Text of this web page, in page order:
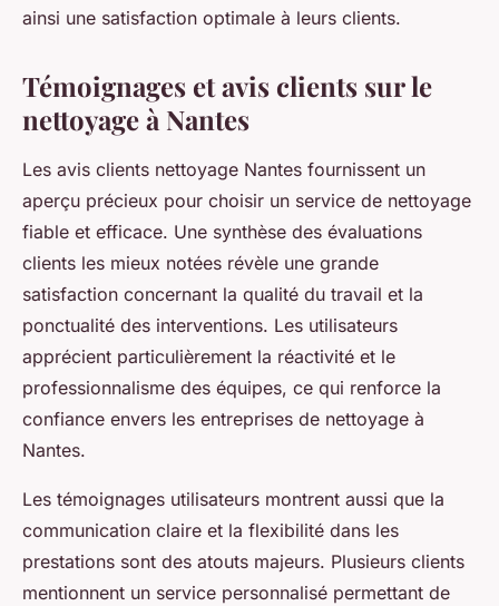
ainsi une satisfaction optimale à leurs clients.
Témoignages et avis clients sur le
nettoyage à Nantes
Les avis clients nettoyage Nantes fournissent un
aperçu précieux pour choisir un service de nettoyage
fiable et efficace. Une synthèse des évaluations
clients les mieux notées révèle une grande
satisfaction concernant la qualité du travail et la
ponctualité des interventions. Les utilisateurs
apprécient particulièrement la réactivité et le
professionnalisme des équipes, ce qui renforce la
confiance envers les entreprises de nettoyage à
Nantes.
Les témoignages utilisateurs montrent aussi que la
communication claire et la flexibilité dans les
prestations sont des atouts majeurs. Plusieurs clients
mentionnent un service personnalisé permettant de